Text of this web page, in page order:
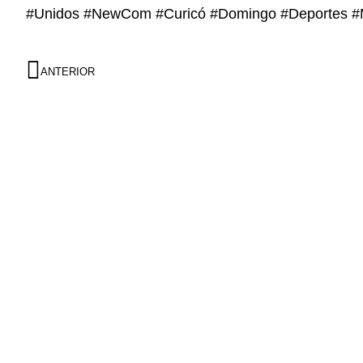
#Unidos #NewCom #Curicó #Domingo #Deportes
ANTERIOR